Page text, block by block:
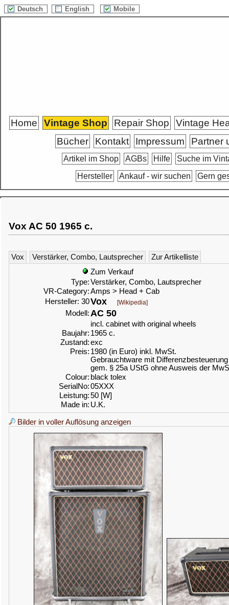
Deutsch English Mobile
Home Vintage Shop Repair Shop
Vintage
Bücher
Kontakt Impressum Partner
Artikel im Shop AGBs Hilfe
Suche im
Hersteller
Ankauf - wir suchen Gern
Vox AC 50 1965 c.
Vox Verstärker, Combo, Lautsprecher
Zur Artikelliste
Zum Verkauf
Type:Verstärker, Combo, Lautsprecher
VR-Category:Amps > Head + Cab
Hersteller: 30Vox [Wikipedia]
Modell:AC 50
incl. cabinet with original wheels
Baujahr: 1965 c.
Zustand:exc
Preis: 1980 (in Euro) inkl. MwSt.
Gebrauchtware mit Differenzbesteuerung
gem. § 25a UStG ohne Ausweis der
Colour: black tolex
SerialNo:05XXX
Leistung:50 [W]
Made in: U.K.
Bilder in voller Auflösung anzeigen